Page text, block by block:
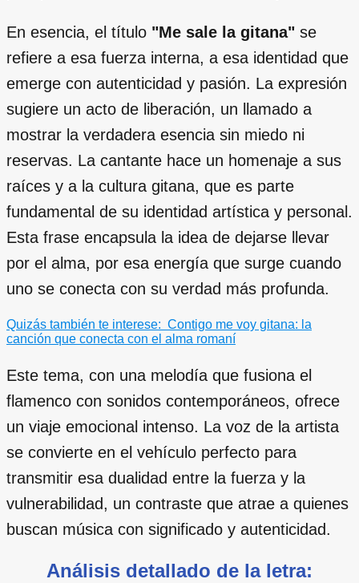
En esencia, el título "Me sale la gitana" se
refiere a esa fuerza interna, a esa identidad que
emerge con autenticidad y pasión. La expresión
sugiere un acto de liberación, un llamado a
mostrar la verdadera esencia sin miedo ni
reservas. La cantante hace un homenaje a sus
raíces y a la cultura gitana, que es parte
fundamental de su identidad artística y personal.
Esta frase encapsula la idea de dejarse llevar
por el alma, por esa energía que surge cuando
uno se conecta con su verdad más profunda.
Quizás también te interese: Contigo me voy gitana: la
canción que conecta con el alma romaní
Este tema, con una melodía que fusiona el
flamenco con sonidos contemporáneos, ofrece
un viaje emocional intenso. La voz de la artista
se convierte en el vehículo perfecto para
transmitir esa dualidad entre la fuerza y la
vulnerabilidad, un contraste que atrae a quienes
buscan música con significado y autenticidad.
Análisis detallado de la letra: